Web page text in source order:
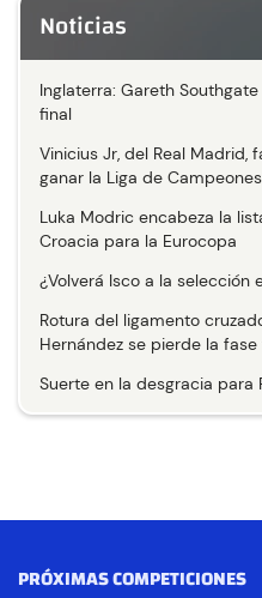
Noticias
Inglaterra: Gareth
final
Vinicius Jr, del Real Madrid,
ganar la Liga de Campeones
Luka Modric encabeza la
Croacia para la Eurocopa
¿Volverá Isco a la selección
Rotura del ligamento
Hernández se pierde la
Suerte en la desgracia para
PRÓXIMAS COMPETICIONES